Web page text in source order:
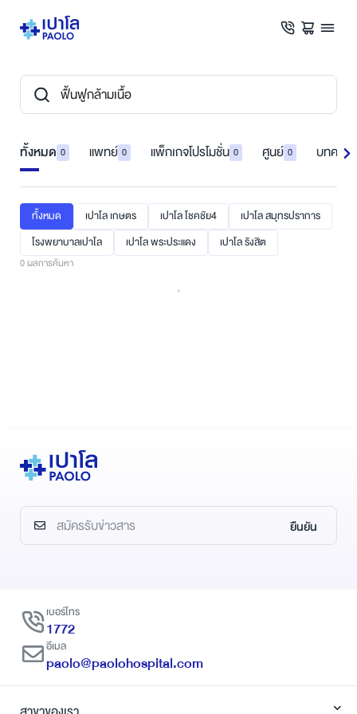
ทั้งหมด 0 แพทย์ 0 แพ็กเกจโปรโมชั่น 0 ศูนย์ 0 บทควา
ทั้งหมด เปาโล เกษตร เปาโล โชคชัย4
เปาโล สมุทรปราการ
โรงพยาบาลเปาโล
เปาโล พระประแดง เปาโล รังสิต
0ผลการค้นหา
ยืนยัน
เบอร์โทร
1772
อีเมล
paolo@paolohospital.com